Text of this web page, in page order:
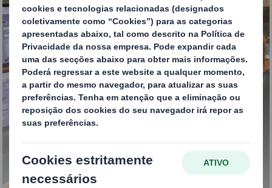
Gestão de resíduos
industriais com
soluções inovadoras